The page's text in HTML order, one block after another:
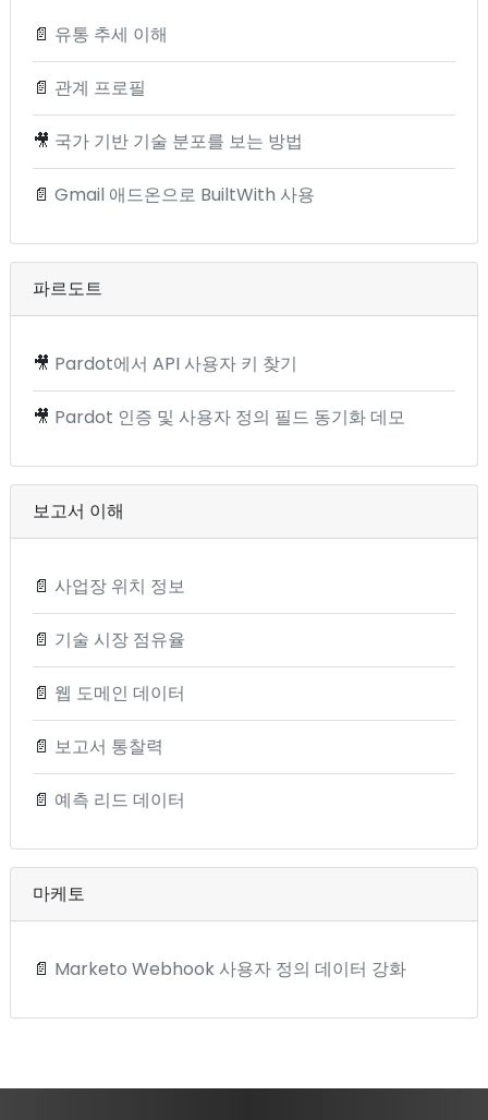
📄 유통 추세 이해
📄 관계 프로필
🎥 국가 기반 기술 분포를 보는 방법
📄 Gmail 애드온으로 BuiltWith 사용
파르도트
🎥 Pardot에서 API 사용자 키 찾기
🎥 Pardot 인증 및 사용자 정의 필드 동기화 데모
보고서 이해
📄 사업장 위치 정보
📄 기술 시장 점유율
📄 웹 도메인 데이터
📄 보고서 통찰력
📄 예측 리드 데이터
마케토
📄 Marketo Webhook 사용자 정의 데이터 강화